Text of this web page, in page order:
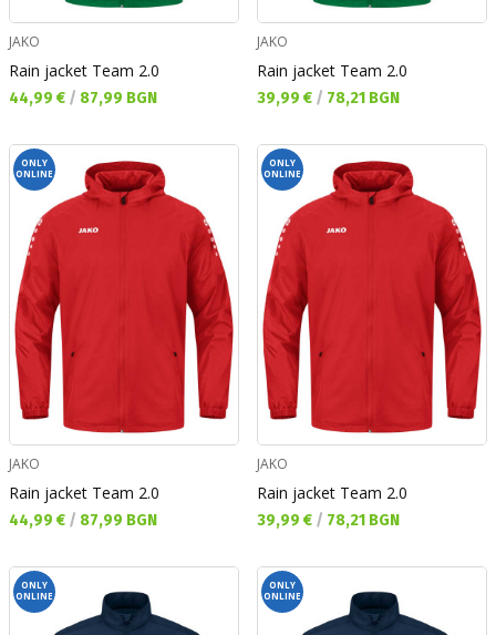
JAKO
Rain jacket Team 2.0
Текуща цена:
44,99 € / 87,99 BGN
JAKO
Rain jacket Team 2.0
Текуща цена:
39,99 € / 78,21 BGN
ONLY
ONLINE
JAKO
Rain jacket Team 2.0
Текуща цена:
44,99 € / 87,99 BGN
ONLY
ONLINE
JAKO
Rain jacket Team 2.0
Текуща цена:
39,99 € / 78,21 BGN
ONLY
ONLINE
ONLY
ONLINE